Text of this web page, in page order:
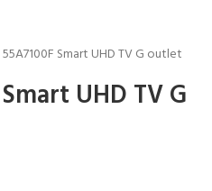
Smart UHD TV G outlet
UHD TV G